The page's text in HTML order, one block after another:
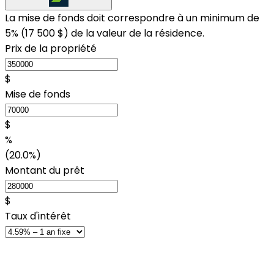
La mise de fonds doit correspondre à un minimum de
5% (17 500 $) de la valeur de la résidence.
Prix de la propriété
$
Mise de fonds
$
%
(20.0%)
Montant du prêt
$
Taux d'intérêt